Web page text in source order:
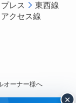
レス
東西線
クセス線
オーナー様へ
×